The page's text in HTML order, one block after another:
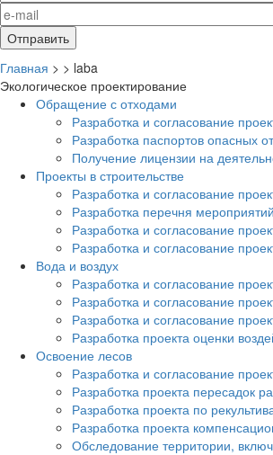
Главная > > laba
Экологическое проектирование
Обращение с отходами
Разработка и согласование
Разработка паспортов опасных
Получение лицензии на
Проекты в строительстве
Разработка и согласование
Разработка перечня
Разработка и согласование
Разработка и согласование
Вода и воздух
Разработка и согласование
Разработка и согласование
Разработка и согласование
Разработка проекта оценки
Освоение лесов
Разработка и согласование
Разработка проекта пересадок
Разработка проекта по
Разработка проекта
Обследование территории,